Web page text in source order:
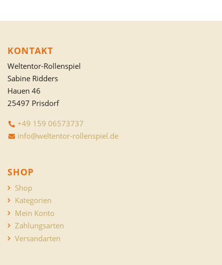
KONTAKT
Weltentor-Rollenspiel
Sabine Ridders
Hauen 46
25497 Prisdorf
+49 159 06573737
info@weltentor-rollenspiel.de
SHOP
Shop
Kategorien
Mein Konto
Zahlungsarten
Versandarten